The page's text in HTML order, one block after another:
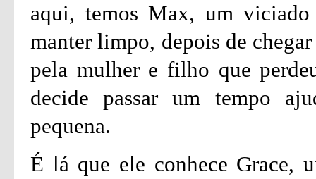
aqui, temos Max, um viciado
manter limpo, depois de
pela mulher e filho que
decide passar um tempo
pequena.
É lá que ele conhece Grace,